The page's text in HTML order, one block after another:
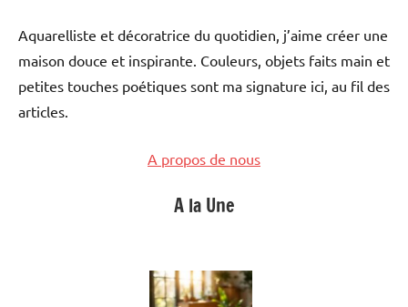
Aquarelliste et décoratrice du quotidien, j’aime créer une
maison douce et inspirante. Couleurs, objets faits main et
petites touches poétiques sont ma signature ici, au fil des
articles.
A propos de nous
A la Une